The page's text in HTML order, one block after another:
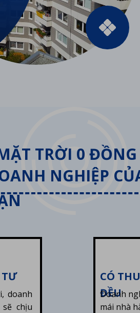
TRỜI 0 ĐỒNG
NGHIỆP
TƯ
doanh
chịu
CÓ
ĐỀU
Doanh
mái nhà